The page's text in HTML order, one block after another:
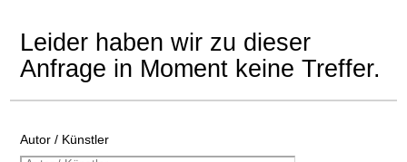
Leider haben wir zu dieser
Anfrage in Moment keine Treffer.
Autor / Künstler